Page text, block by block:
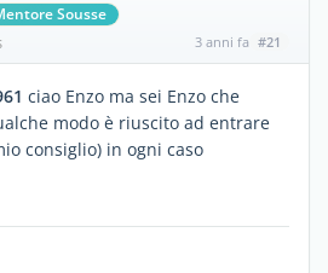
Sousse
3 anni fa #21
ciao Enzo ma sei Enzo che
modo è riuscito ad entrare
consiglio) in ogni caso